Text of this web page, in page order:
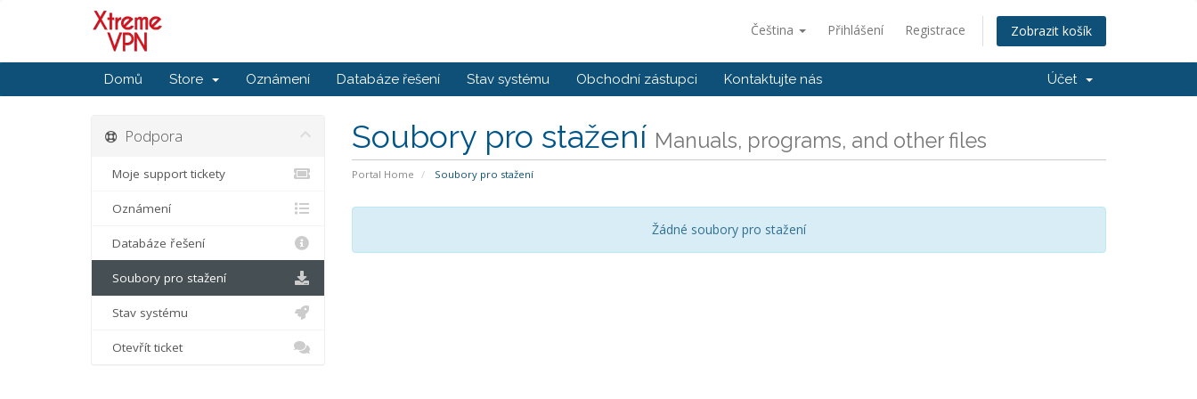
Čeština Přihlášení Registrace Zobrazit košík
Domů Store Oznámení Databáze řešení Stav systému Obchodní zástupci Kontaktujte nás Účet
Soubory pro stažení Manuals, programs, and other files
Portal Home Soubory pro stažení
Žádné soubory pro stažení
Podpora
Moje support tickety
Oznámení
Databáze řešení
Soubory pro stažení
Stav systému
Otevřít ticket